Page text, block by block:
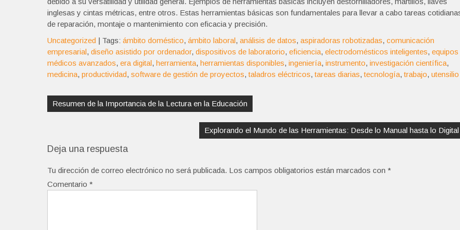
inglesas y cintas métricas, entre otros. Estas herramientas básicas son fundamentales para llevar a cabo tareas
de reparación, montaje o mantenimiento con eficacia y precisión.
Uncategorized | Tags: ámbito doméstico, ámbito laboral, análisis de datos, aspiradoras robotizadas, comunicación
empresarial, diseño asistido por ordenador, dispositivos de laboratorio, eficiencia, electrodomésticos inteligentes, equipos
médicos avanzados, era digital, herramienta, herramientas disponibles, ingeniería, instrumento, investigación científica,
medicina, productividad, software de gestión de proyectos,taladros eléctricos,tareas diarias,tecnología,trabajo, utensilio
de
entradas
Resumen de la Importancia de la Lectura en la Educación
Explorando el Mundo de las Herramientas: Desde lo Manual hasta lo Digital
Deja una respuesta
Tu dirección de correo electrónico no será publicada. Los campos obligatorios están marcados con *
Comentario *